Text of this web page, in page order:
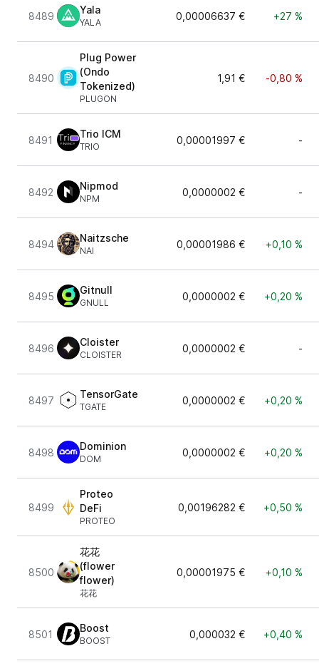
8489
Yala
YALA
0,00006637 € +27 %
8490
Plug Power
(Ondo
Tokenized)
PLUGON
1,91 € -0,80 %
8491
Trio ICM
TRIO
0,00001997 € -
8492
Nipmod
NPM
0,0000002 € -
8494
Naitzsche
NAI
0,00001986 € +0,10 %
8495
Gitnull
GNULL
0,0000002 € +0,20 %
8496
Cloister
CLOISTER
0,0000002 € -
8497
TensorGate
TGATE
0,0000002 € +0,20 %
8498
Dominion
DOM
0,0000002 € +0,20 %
8499
Proteo
DeFi
PROTEO
0,00196282 € +0,50 %
8500
花花
(flower
flower)
花花
0,00001975 € +0,10 %
8501
Boost
BOOST
0,000032 € +0,40 %